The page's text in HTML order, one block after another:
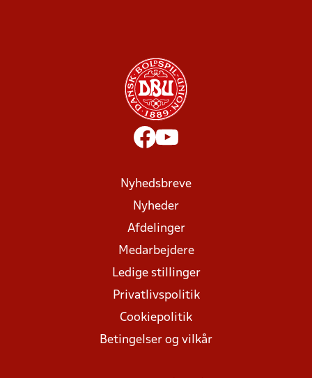
Nyhedsbreve
Nyheder
Afdelinger
Medarbejdere
Ledige stillinger
Privatlivspolitik
Cookiepolitik
Betingelser og vilkår